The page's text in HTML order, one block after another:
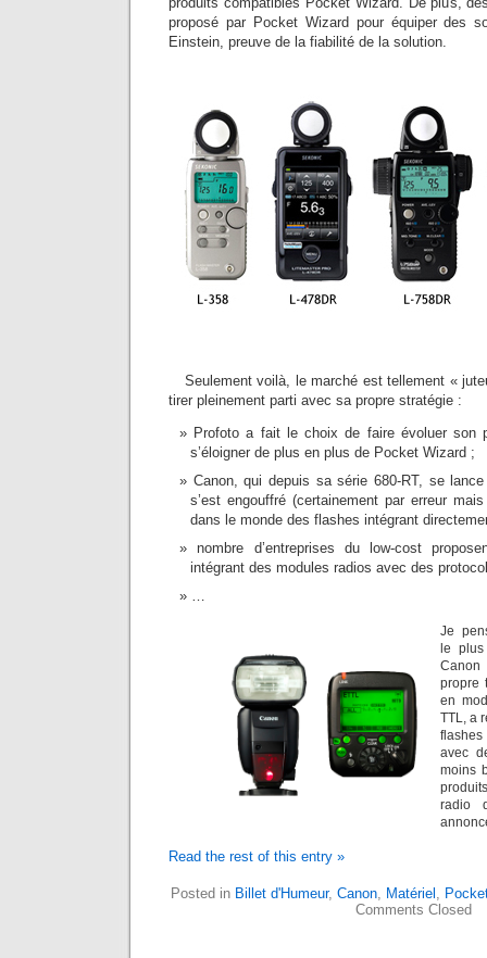
proposé par Pocket Wizard pour équiper des
Einstein, preuve de la fiabilité de la solution.
Seulement voilà, le marché est tellement «
tirer pleinement parti avec sa propre stratégie :
Profoto a fait le choix de faire évoluer son
s’éloigner de plus en plus de Pocket Wizard ;
Canon, qui depuis sa série 680-RT, se
s’est engouffré (certainement par erreur
dans le monde des flashes intégrant
nombre d’entreprises du low-cost
intégrant des modules radios avec des
…
Je
le
propre
en
TTL, a
avec
moins
radio
Read the rest of this entry »
Posted in Billet d'Humeur, Canon, Matériel ,
Comments Closed